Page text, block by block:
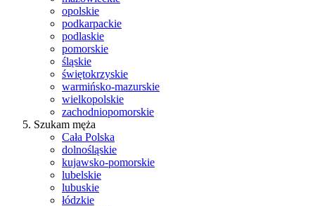
opolskie
podkarpackie
podlaskie
pomorskie
śląskie
świętokrzyskie
warmińsko-mazurskie
wielkopolskie
zachodniopomorskie
Szukam męża
Cała Polska
dolnośląskie
kujawsko-pomorskie
lubelskie
lubuskie
łódzkie